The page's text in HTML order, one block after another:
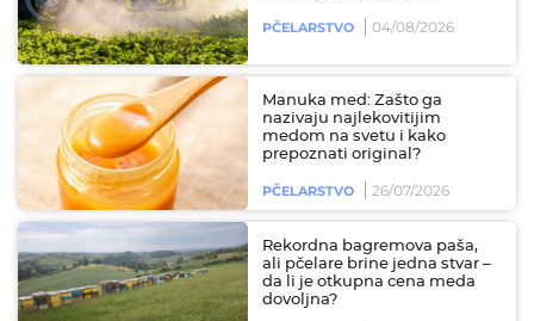
PČELARSTVO 04/08/2026
Manuka med: Zašto ga
nazivaju najlekovitijim
medom na svetu i kako
prepoznati original?
PČELARSTVO 26/07/2026
Rekordna bagremova paša,
ali pčelare brine jedna stvar –
da li je otkupna cena meda
dovoljna?